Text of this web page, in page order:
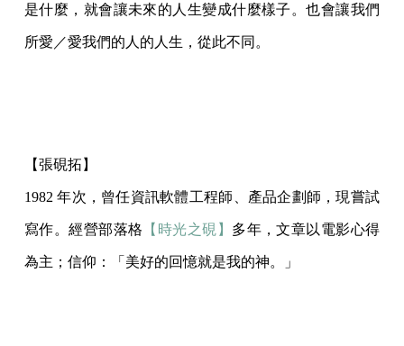
是什麼，就會讓未來的人生變成什麼樣子。也會讓我們
所愛／愛我們的人的人生，從此不同。
【張硯拓】
1982 年次，曾任資訊軟體工程師、產品企劃師，現嘗試
寫作。經營部落格 【時光之硯】 多年，文章以電影心得
為主；信仰：「美好的回憶就是我的神。」